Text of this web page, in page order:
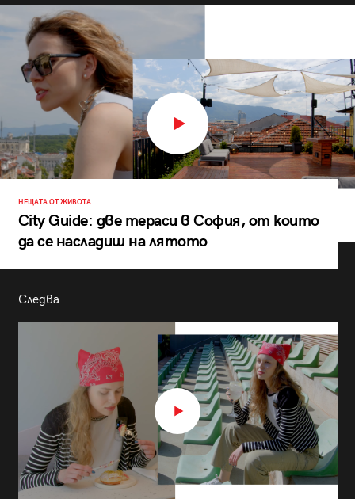
НЕЩАТА ОТ ЖИВОТА
City Guide: две тераси в София, от които
да се насладиш на лятото
Следва